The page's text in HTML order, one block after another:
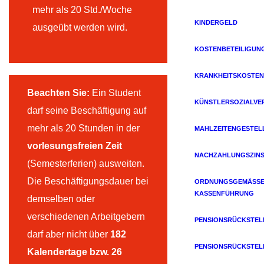
mehr als 20 Std./Woche
ausgeübt werden wird.
Beachten Sie: Ein Student
darf seine Beschäftigung auf
mehr als 20 Stunden in der
vorlesungsfreien Zeit
(Semesterferien) ausweiten.
Die Beschäftigungsdauer bei
demselben oder
verschiedenen Arbeitgebern
darf aber nicht über 182
Kalendertage bzw. 26
KINDERGELD
KRANKHEITSKOSTEN
ORDNUNGSGEMÄSSE K
ASSENFÜHRUNG